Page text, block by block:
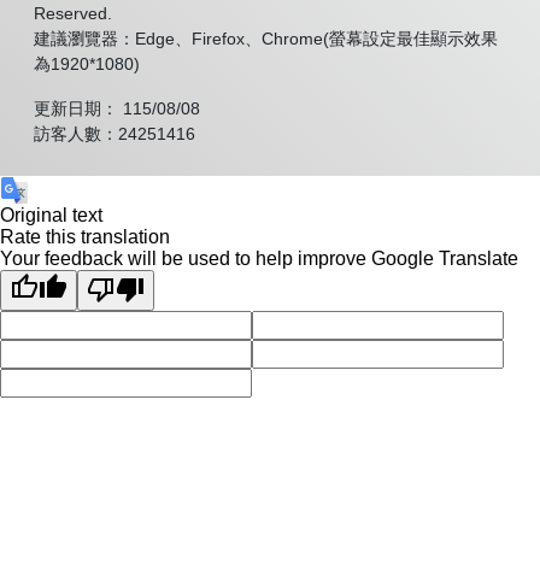
Reserved.
建議瀏覽器：Edge、Firefox、Chrome(螢幕設定最佳顯示效果
為1920*1080)
更新日期： 115/08/08
訪客人數：24251416
Original text
Rate this translation
Your feedback will be used to help improve Google Translate